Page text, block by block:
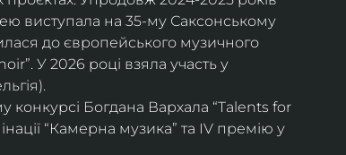
виступала на 35-му Саксонському
до європейського музичного
У 2026 році взяла участь у
Богдана Вархала “Talents for
“Камерна музика” та IV премію у